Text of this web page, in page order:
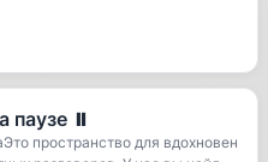
паузе ⏸️
пространство для вдохновен